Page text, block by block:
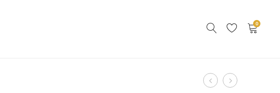
0
Product
Triquini
Bodysuit